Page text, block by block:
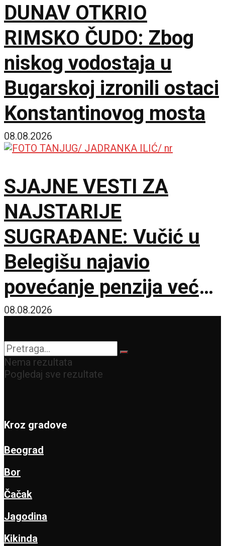
DUNAV OTKRIO
RIMSKO ČUDO: Zbog
niskog vodostaja u
Bugarskoj izronili ostaci
Konstantinovog mosta
08.08.2026
SJAJNE VESTI ZA
NAJSTARIJE
SUGRAĐANE: Vučić u
Belegišu najavio
povećanje penzija već
ove godine – Pratiće
rast plata
08.08.2026
Nema rezultata
Pogledaj sve rezultate
Kroz gradove
Beograd
Bor
Čačak
Jagodina
Kikinda